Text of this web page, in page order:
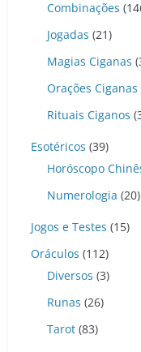
Combinações
Jogadas (21)
Magias Ciganas
Orações Ciganas
Rituais Ciganos
Esotéricos (39)
Horóscopo
Numerologia (20)
Jogos e Testes (15)
Oráculos (112)
Diversos (3)
Runas (26)
Tarot (83)